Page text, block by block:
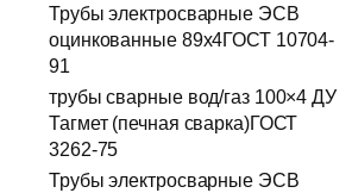
Трубы электросварные ЭСВ
оцинкованные 89х4ГОСТ 10704-
91
трубы сварные вод/газ 100×4 ДУ
Тагмет (печная сварка)ГОСТ
3262-75
Трубы электросварные ЭСВ